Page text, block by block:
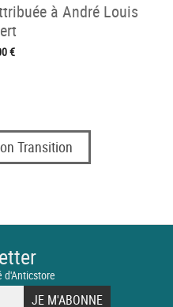
à André Louis
€
Transition
d'Anticstore